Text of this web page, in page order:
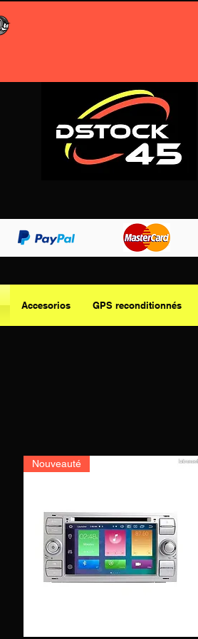
Accesorios GPS reconditionnés
Nouveauté